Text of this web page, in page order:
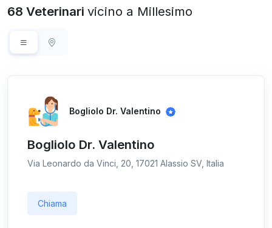
68 Veterinari vicino a Millesimo
Bogliolo Dr. Valentino
Bogliolo Dr. Valentino
Via Leonardo da Vinci, 20, 17021 Alassio SV, Italia
Chiama